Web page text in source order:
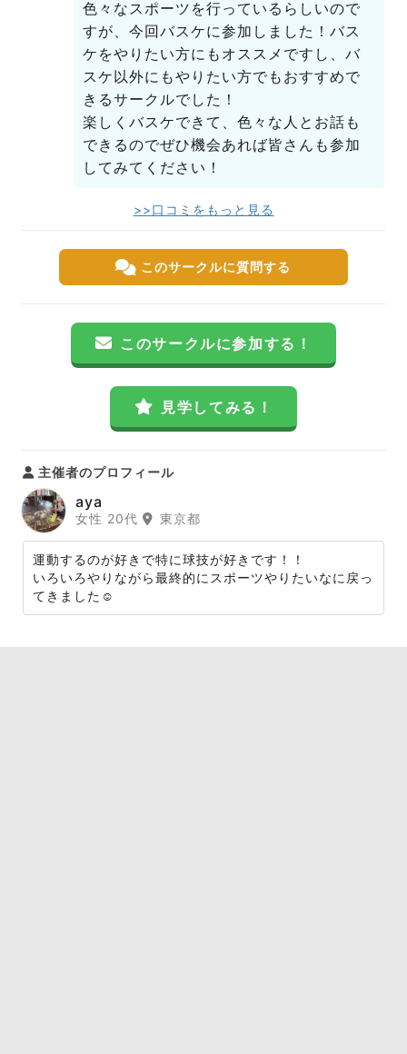
色々なスポーツを行っているらしいので
すが、今回バスケに参加しました！バス
ケをやりたい方にもオススメですし、バ
スケ以外にもやりたい方でもおすすめで
きるサークルでした！
楽しくバスケできて、色々な人とお話も
できるのでぜひ機会あれば皆さんも参加
してみてください！
>>口コミをもっと見る
このサークルに質問する
このサークルに参加する！
見学してみる！
主催者のプロフィール
aya
女性 20代 東京都
運動するのが好きで特に球技が好きです！！
いろいろやりながら最終的にスポーツやりたいなに戻っ
てきました☺️